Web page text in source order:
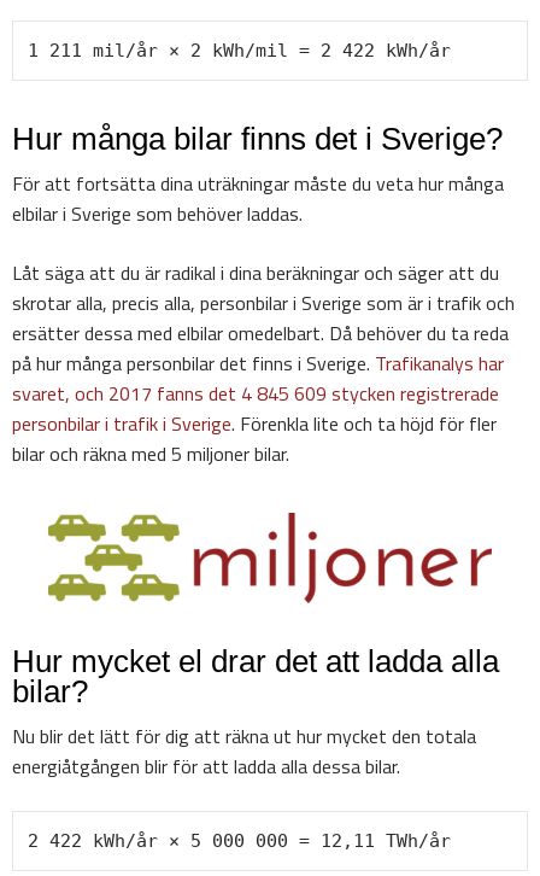
1 211 mil/år × 2 kWh/mil = 2 422 kWh/år
Hur många bilar finns det i Sverige?
För att fortsätta dina uträkningar måste du veta hur många
elbilar i Sverige som behöver laddas.
Låt säga att du är radikal i dina beräkningar och säger att du
skrotar alla, precis alla, personbilar i Sverige som är i trafik och
ersätter dessa med elbilar omedelbart. Då behöver du ta reda
på hur många personbilar det finns i Sverige. Trafikanalys har
svaret, och 2017 fanns det 4 845 609 stycken registrerade
personbilar i trafik i Sverige. Förenkla lite och ta höjd för fler
bilar och räkna med 5 miljoner bilar.
Hur mycket el drar det att ladda alla
bilar?
Nu blir det lätt för dig att räkna ut hur mycket den totala
energiåtgången blir för att ladda alla dessa bilar.
2 422 kWh/år × 5 000 000 = 12,11 TWh/år